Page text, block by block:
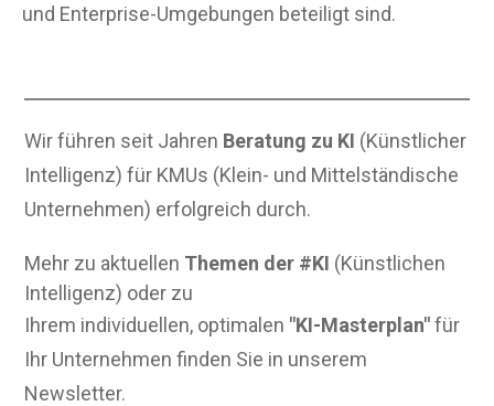
und Enterprise-Umgebungen beteiligt sind.
Wir führen seit Jahren Beratung zu KI (Künstlicher
Intelligenz) für KMUs (Klein- und Mittelständische
Unternehmen) erfolgreich durch.
Mehr zu aktuellen Themen der #KI (Künstlichen
Intelligenz) oder zu
Ihrem individuellen, optimalen "KI-Masterplan"für
Ihr Unternehmen finden Sie in unserem
Newsletter.